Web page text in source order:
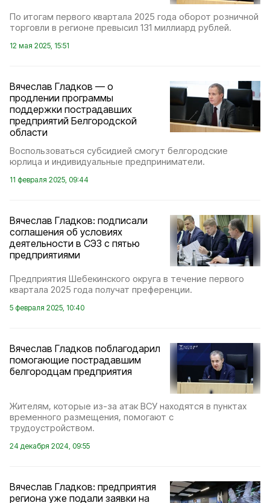
По итогам первого квартала 2025 года оборот розничной
торговли в регионе превысил 131 миллиард рублей.
12 мая 2025, 15:51
Вячеслав Гладков — о
продлении программы
поддержки пострадавших
предприятий Белгородской
области
Воспользоваться субсидией смогут белгородские
юрлица и индивидуальные предприниматели.
11 февраля 2025, 09:44
Вячеслав Гладков: подписали
соглашения об условиях
деятельности в СЭЗ с пятью
предприятиями
Предприятия Шебекинского округа в течение первого
квартала 2025 года получат преференции.
5 февраля 2025, 10:40
Вячеслав Гладков поблагодарил
помогающие пострадавшим
белгородцам предприятия
Жителям, которые из-за атак ВСУ находятся в пунктах
временного размещения, помогают с
трудоустройством.
24 декабря 2024, 09:55
Вячеслав Гладков: предприятия
региона уже подали заявки на